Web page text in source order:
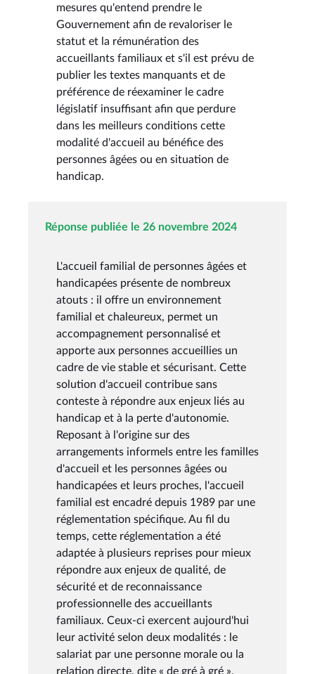
mesures qu'entend prendre le
Gouvernement afin de revaloriser le
statut et la rémunération des
accueillants familiaux et s'il est prévu de
publier les textes manquants et de
préférence de réexaminer le cadre
législatif insuffisant afin que perdure
dans les meilleurs conditions cette
modalité d'accueil au bénéfice des
personnes âgées ou en situation de
handicap.
Réponse publiée le 26 novembre 2024
L'accueil familial de personnes âgées et
handicapées présente de nombreux
atouts : il offre un environnement
familial et chaleureux, permet un
accompagnement personnalisé et
apporte aux personnes accueillies un
cadre de vie stable et sécurisant. Cette
solution d'accueil contribue sans
conteste à répondre aux enjeux liés au
handicap et à la perte d'autonomie.
Reposant à l'origine sur des
arrangements informels entre les familles
d'accueil et les personnes âgées ou
handicapées et leurs proches, l'accueil
familial est encadré depuis 1989 par une
réglementation spécifique. Au fil du
temps, cette réglementation a été
adaptée à plusieurs reprises pour mieux
répondre aux enjeux de qualité, de
sécurité et de reconnaissance
professionnelle des accueillants
familiaux. Ceux-ci exercent aujourd'hui
leur activité selon deux modalités : le
salariat par une personne morale ou la
relation directe, dite « de gré à gré »,